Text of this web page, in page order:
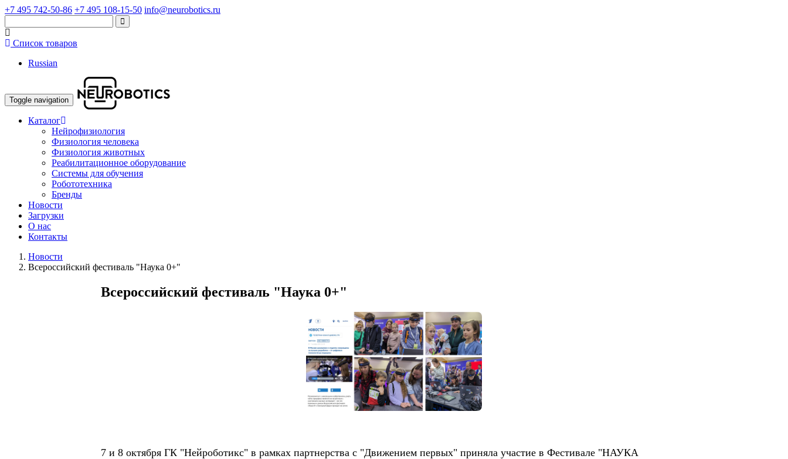
+7 495 742-50-86 +7 495 108-15-50 info@neurobotics.ru
Список товаров
Russian
Toggle navigation
Каталог
Нейрофизиология
Физиология человека
Физиология животных
Реабилитационное оборудование
Системы для обучения
Робототехника
Бренды
Новости
Загрузки
О нас
Контакты
Новости
Всероссийский фестиваль "Наука 0+"
Всероссийский фестиваль "Наука 0+"
7 и 8 октября ГК "Нейроботикс" в рамках партнерства с "Движением первых" приняла участие в Фестивале "НАУКА